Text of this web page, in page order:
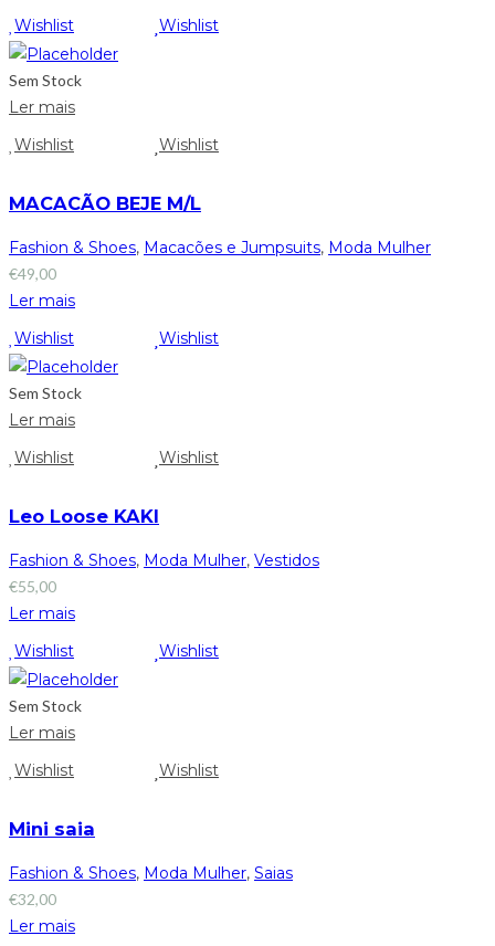
Wishlist
Wishlist
Sem Stock
Ler mais
Wishlist
Wishlist
MACACÃO BEJE M/L
Fashion & Shoes, Macacões e Jumpsuits, Moda Mulher
€49,00
Ler mais
Wishlist
Wishlist
Sem Stock
Ler mais
Wishlist
Wishlist
Leo Loose KAKI
Fashion & Shoes, Moda Mulher, Vestidos
€55,00
Ler mais
Wishlist
Wishlist
Sem Stock
Ler mais
Wishlist
Wishlist
Mini saia
Fashion & Shoes, Moda Mulher, Saias
€32,00
Ler mais